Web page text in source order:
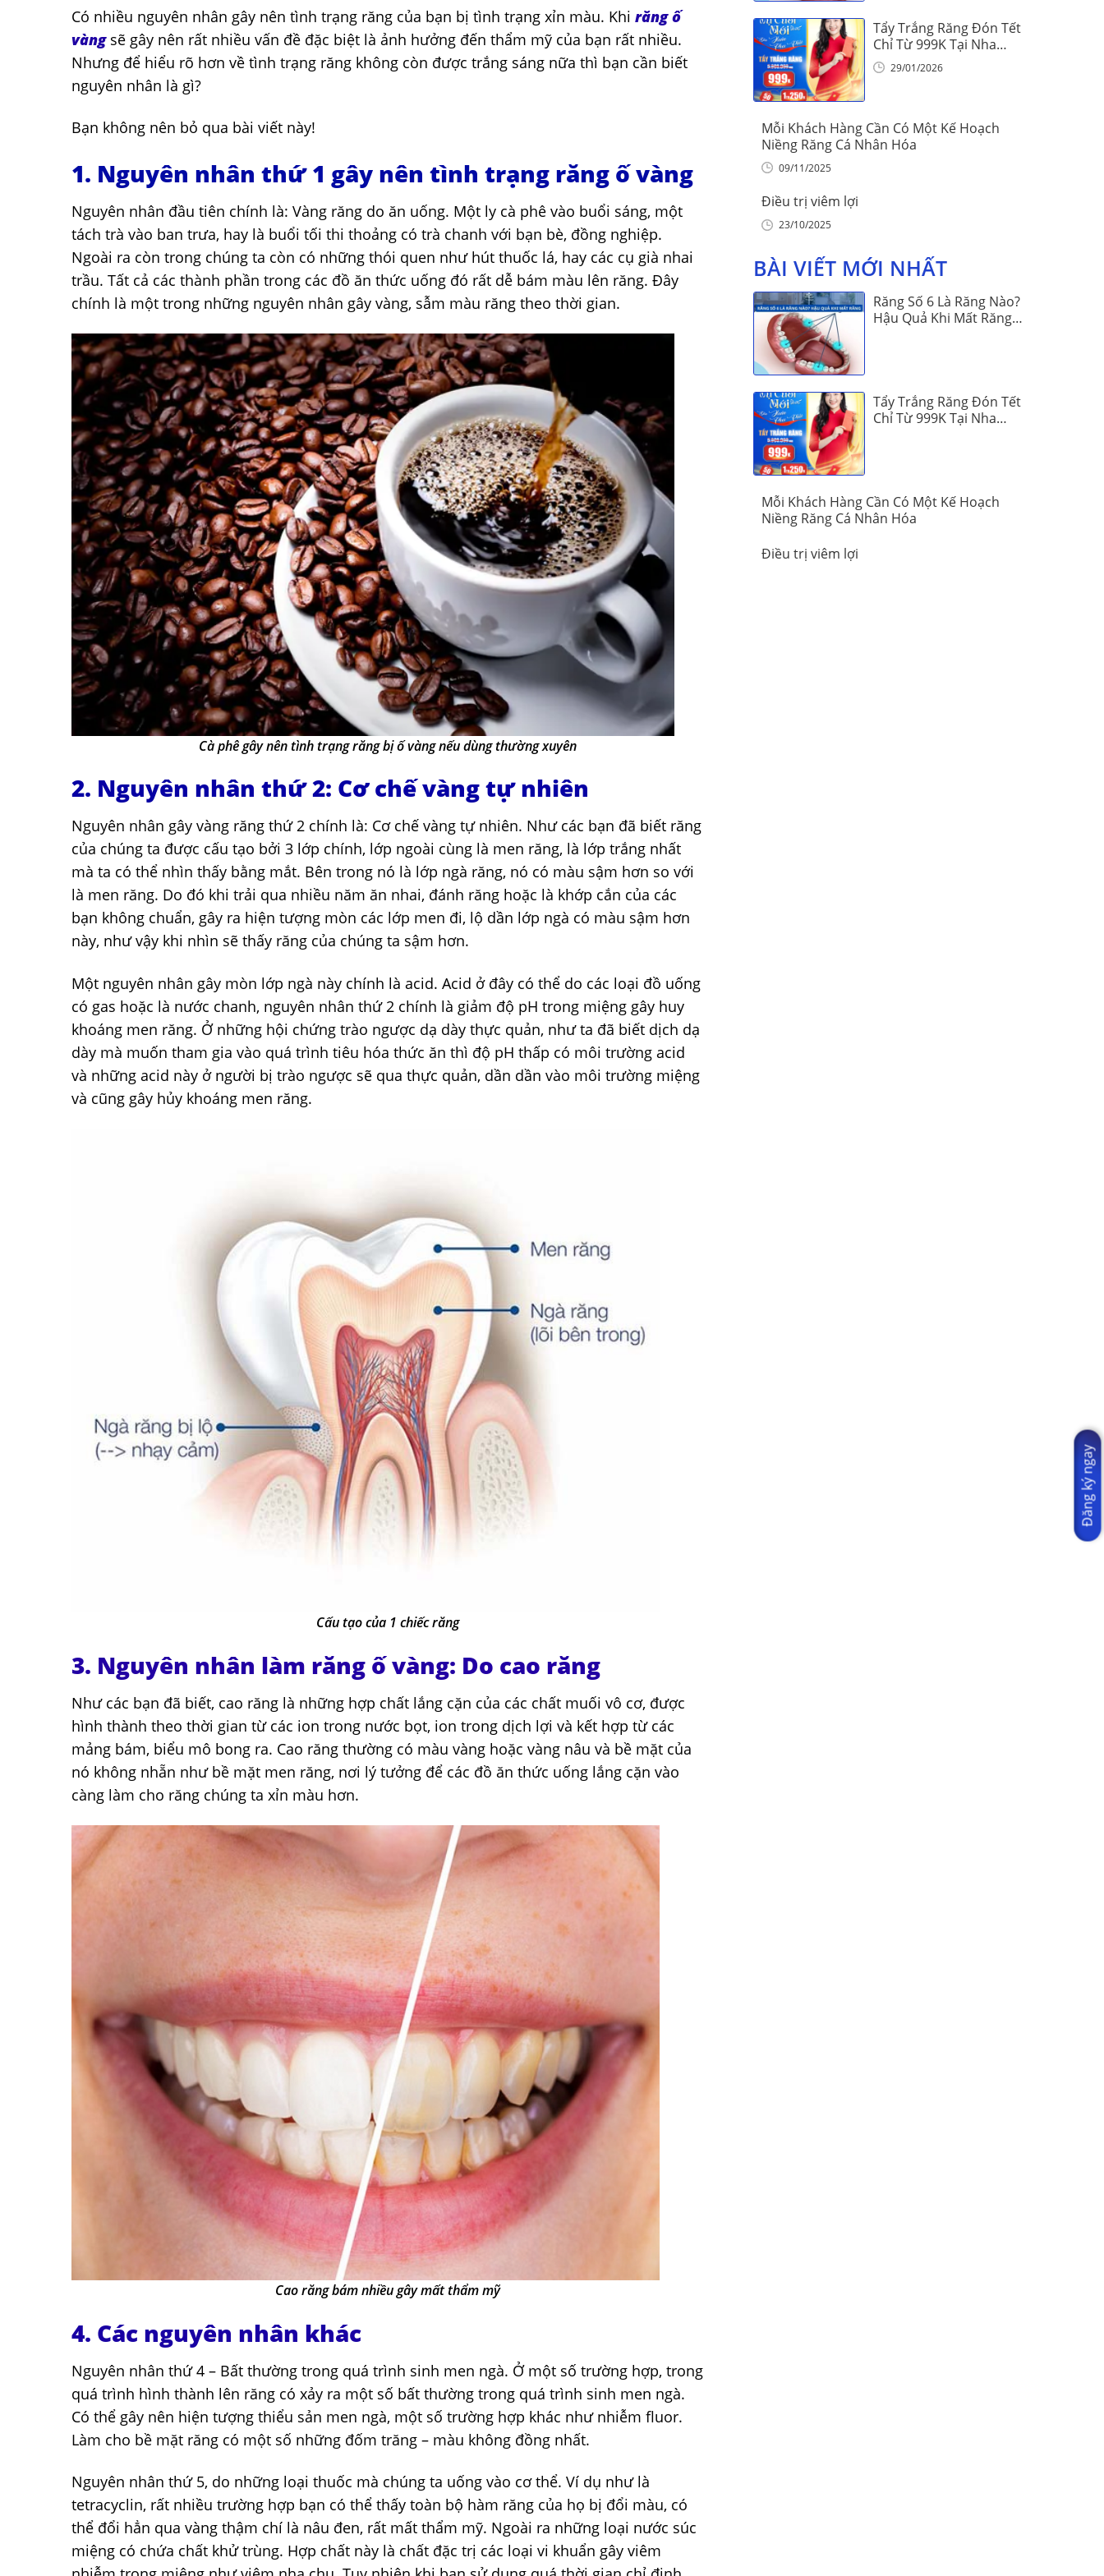
Có nhiều nguyên nhân gây nên tình trạng răng của bạn bị tình trạng xỉn màu. Khi răng ố
vàngsẽ gây nên rất nhiều vấn đề đặc biệt là ảnh hưởng đến thẩm mỹ của bạn rất nhiều.
Nhưng để hiểu rõ hơn về tình trạng răng không còn được trắng sáng nữa thì bạn cần biết
nguyên nhân là gì?
Bạn không nên bỏ qua bài viết này!
1. Nguyên nhân thứ 1 gây nên tình trạng răng ố vàng
Nguyên nhân đầu tiên chính là: Vàng răng do ăn uống. Một ly cà phê vào buổi sáng, một
tách trà vào ban trưa, hay là buổi tối thi thoảng có trà chanh với bạn bè, đồng nghiệp.
Ngoài ra còn trong chúng ta còn có những thói quen như hút thuốc lá, hay các cụ già nhai
trầu. Tất cả các thành phần trong các đồ ăn thức uống đó rất dễ bám màu lên răng. Đây
chính là một trong những nguyên nhân gây vàng, sẫm màu răng theo thời gian.
Cà phê gây nên tình trạng răng bị ố vàng nếu dùng thường xuyên
2. Nguyên nhân thứ 2: Cơ chế vàng tự nhiên
Nguyên nhân gây vàng răng thứ 2 chính là: Cơ chế vàng tự nhiên. Như các bạn đã biết răng
của chúng ta được cấu tạo bởi 3 lớp chính, lớp ngoài cùng là men răng, là lớp trắng nhất
mà ta có thể nhìn thấy bằng mắt. Bên trong nó là lớp ngà răng, nó có màu sậm hơn so với
là men răng. Do đó khi trải qua nhiều năm ăn nhai, đánh răng hoặc là khớp cắn của các
bạn không chuẩn, gây ra hiện tượng mòn các lớp men đi, lộ dần lớp ngà có màu sậm hơn
này, như vậy khi nhìn sẽ thấy răng của chúng ta sậm hơn.
Một nguyên nhân gây mòn lớp ngà này chính là acid. Acid ở đây có thể do các loại đồ uống
có gas hoặc là nước chanh, nguyên nhân thứ 2 chính là giảm độ pH trong miệng gây huy
khoáng men răng. Ở những hội chứng trào ngược dạ dày thực quản, như ta đã biết dịch dạ
dày mà muốn tham gia vào quá trình tiêu hóa thức ăn thì độ pH thấp có môi trường acid
và những acid này ở người bị trào ngược sẽ qua thực quản, dần dần vào môi trường miệng
và cũng gây hủy khoáng men răng.
Cấu tạo của 1 chiếc răng
3. Nguyên nhân làm răng ố vàng: Do cao răng
Như các bạn đã biết, cao răng là những hợp chất lắng cặn của các chất muối vô cơ, được
hình thành theo thời gian từ các ion trong nước bọt, ion trong dịch lợi và kết hợp từ các
mảng bám, biểu mô bong ra. Cao răng thường có màu vàng hoặc vàng nâu và bề mặt của
nó không nhẵn như bề mặt men răng, nơi lý tưởng để các đồ ăn thức uống lắng cặn vào
càng làm cho răng chúng ta xỉn màu hơn.
Cao răng bám nhiều gây mất thẩm mỹ
4. Các nguyên nhân khác
Nguyên nhân thứ 4 – Bất thường trong quá trình sinh men ngà. Ở một số trường hợp, trong
quá trình hình thành lên răng có xảy ra một số bất thường trong quá trình sinh men ngà.
Có thể gây nên hiện tượng thiểu sản men ngà, một số trường hợp khác như nhiễm fluor.
Làm cho bề mặt răng có một số những đốm trăng – màu không đồng nhất.
Nguyên nhân thứ 5, do những loại thuốc mà chúng ta uống vào cơ thể. Ví dụ như là
tetracyclin, rất nhiều trường hợp bạn có thể thấy toàn bộ hàm răng của họ bị đổi màu, có
thể đổi hẳn qua vàng thậm chí là nâu đen, rất mất thẩm mỹ. Ngoài ra những loại nước súc
miệng có chứa chất khử trùng. Hợp chất này là chất đặc trị các loại vi khuẩn gây viêm
Tẩy Trắng Răng Đón Tết
Chỉ Từ 999K Tại Nha
Khoa Vinalign
29/01/2026
Mỗi Khách Hàng Cần Có Một Kế Hoạch
Niềng Răng Cá Nhân Hóa
09/11/2025
Điều trị viêm lợi
23/10/2025
BÀI VIẾT MỚI NHẤT
Răng Số 6 Là Răng Nào?
Hậu Quả Khi Mất Răng
Tẩy Trắng Răng Đón Tết
Chỉ Từ 999K Tại Nha
Mỗi Khách Hàng Cần Có Một Kế Hoạch
Niềng Răng Cá Nhân Hóa
Điều trị viêm lợi
Đăng ký ngay